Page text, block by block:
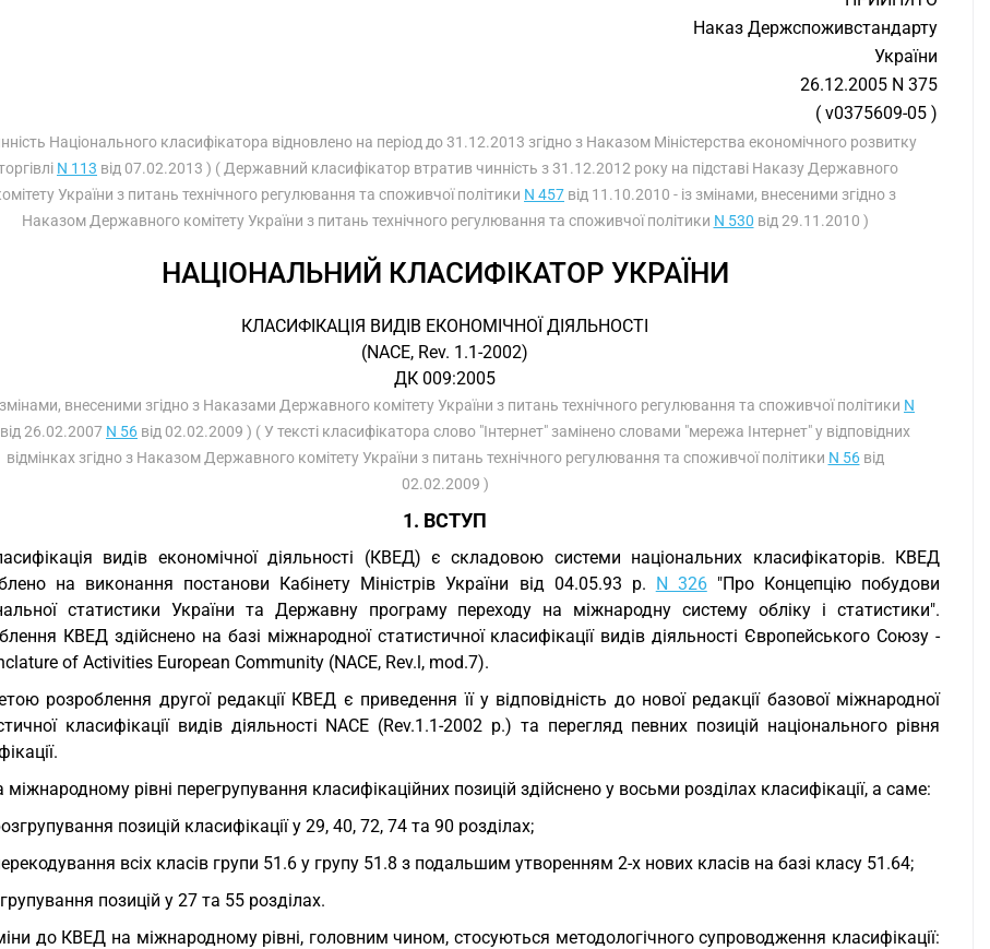
Наказ Держспоживстандарту
України
26.12.2005 N 375
( v0375609-05 )
Національного класифікатора відновлено на період до 31.12.2013 згідно з Наказом Міністерства економічного розвитку
N 113 від 07.02.2013 ) ( Державний класифікатор втратив чинність з 31.12.2012 року на підставі Наказу Державного
України з питань технічного регулювання та споживчої політики N 457 від 11.10.2010 - із змінами, внесеними згідно з
Наказом Державного комітету України з питань технічного регулювання та споживчої політики N 530 від 29.11.2010 )
НАЦІОНАЛЬНИЙ КЛАСИФІКАТОР УКРАЇНИ
КЛАСИФІКАЦІЯ ВИДІВ ЕКОНОМІЧНОЇ ДІЯЛЬНОСТІ
(NACE, Rev. 1.1-2002)
ДК 009:2005
змінами, внесеними згідно з Наказами Державного комітету України з питань технічного регулювання та споживчої політики N
від 26.02.2007 N 56 від 02.02.2009 ) ( У тексті класифікатора слово "Інтернет" замінено словами "мережа Інтернет" у відповідних
відмінках згідно з Наказом Державного комітету України з питань технічного регулювання та споживчої політики N 56від
02.02.2009 )
1. ВСТУП
видів економічної діяльності (КВЕД) є складовою системи національних класифікаторів. КВЕД
на виконання постанови Кабінету Міністрів України від 04.05.93 р. N 326"Про Концепцію побудови
статистики України та Державну програму переходу на міжнародну систему обліку і статистики".
КВЕД здійснено на базі міжнародної статистичної класифікації видів діяльності Європейського Союзу -
of Activities European Community (NACE, Rev.l, mod.7).
розроблення другої редакції КВЕД є приведення її у відповідність до нової редакції базової міжнародної
класифікації видів діяльності NACE (Rev.1.1-2002 р.) та перегляд певних позицій національного рівня
міжнародному рівні перегрупування класифікаційних позицій здійснено у восьми розділах класифікації, а саме:
позицій класифікації у 29, 40, 72, 74 та 90 розділах;
всіх класів групи 51.6 у групу 51.8 з подальшим утворенням 2-х нових класів на базі класу 51.64;
позицій у 27 та 55 розділах.
до КВЕД на міжнародному рівні, головним чином, стосуються методологічного супроводження класифікації: